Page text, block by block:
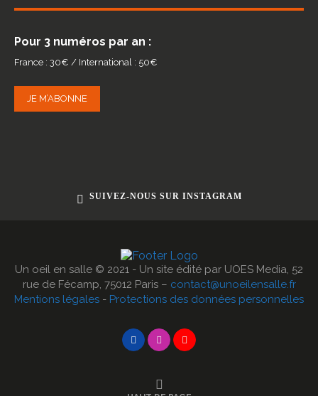
Pour 3 numéros par an :
France : 30€ / International : 50€
JE M’ABONNE
SUIVEZ-NOUS SUR INSTAGRAM
Un oeil en salle © 2021 - Un site édité par UOES Media, 52
rue de Fécamp, 75012 Paris – contact@unoeilensalle.fr
Mentions légales - Protections des données personnelles